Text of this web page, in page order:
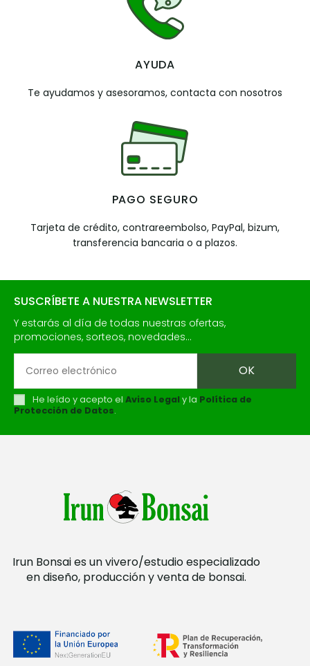
AYUDA
Te ayudamos y asesoramos, contacta con nosotros
PAGO SEGURO
Tarjeta de crédito, contrareembolso, PayPal, bizum,
transferencia bancaria o a plazos.
SUSCRÍBETE A NUESTRA NEWSLETTER
Y estarás al día de todas nuestras ofertas,
promociones, sorteos, novedades...
He leído y acepto el Aviso Legaly la Política de
Protección de Datos.
Irun Bonsai es un vivero/estudio especializado
en diseño, producción y venta de bonsai.